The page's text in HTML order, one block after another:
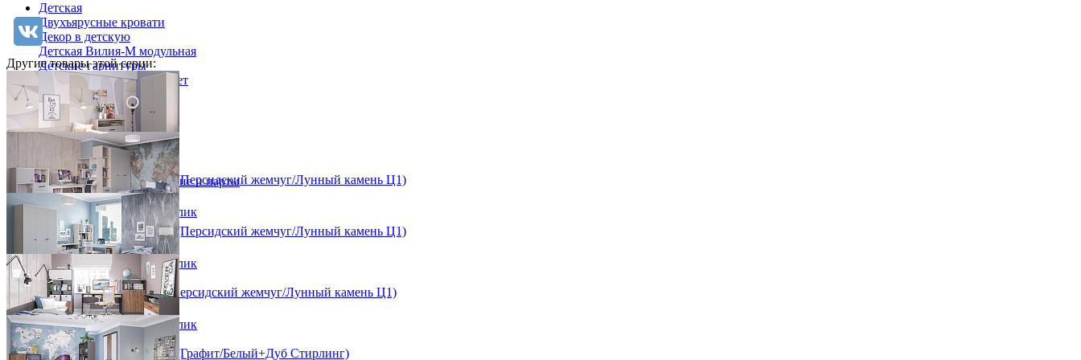
Детская
Двухъярусные кровати
Декор в детскую
Детская Вилия-М модульная
Детские гарнитуры
Детские кровати до 3-х лет
Детские кровати от 3 лет
Комоды классические
Комоды пеленальные
Кровати домики
Полки детские
Стеллажи детские
Столы письменные детские и парты
Тумбы для детей
Шведская стенка
Шкафы детские
Ящики и короба
Другие товары этой серии:
Спальный гарнитур Мальма 2 (Персидский жемчуг/Лунный камень Ц1)
от 95 741 ₽
В корзину
Быстро купить в 1 клик
Спальный гарнитур Мальма 1 (Персидский жемчуг/Лунный камень Ц1)
от 164 781 ₽
В корзину
Быстро купить в 1 клик
Спальный гарнитур Мальма (Персидский жемчуг/Лунный камень Ц1)
от 134 688 ₽
В корзину Быстро купить в 1 клик
Спальный гарнитур Мальма 3 (Графит/Белый+Дуб Стирлинг)